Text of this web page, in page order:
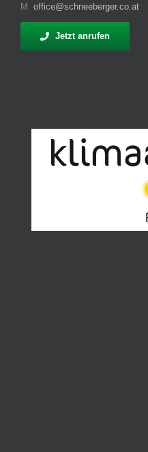
M. office@schneeberger.co.at
Jetzt anrufen